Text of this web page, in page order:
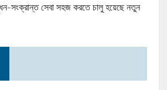
সংক্রান্ত সেবা সহজ করতে চালু হয়েছে নতুন